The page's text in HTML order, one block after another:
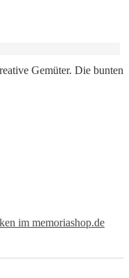
Gemüter. Die bunten